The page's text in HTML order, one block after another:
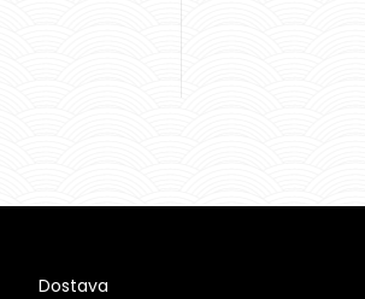
Dostava